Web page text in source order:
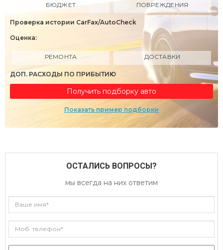
БЮДЖЕТ ПОВРЕЖДЕНИЯ
Проверка истории CarFax/AutoCheck
Оценка:
РЕМОНТА ДОСТАВКИ
ДОП. РАСХОДЫ ПО ПРИБЫТИЮ
Получить подборку авто
Показать пример подборки
ОСТАЛИСЬ ВОПРОСЫ?
мы всегда на них ответим